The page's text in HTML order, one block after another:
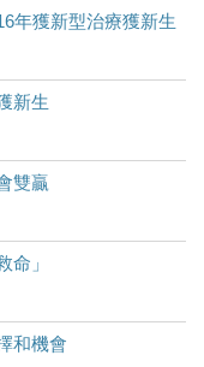
年獲新型治療獲新生
新生
雙贏
命」
和機會